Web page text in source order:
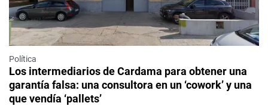
Política
Los intermediarios de Cardama para obtener una
garantía falsa: una consultora en un ‘cowork’ y una
que vendía ‘pallets’